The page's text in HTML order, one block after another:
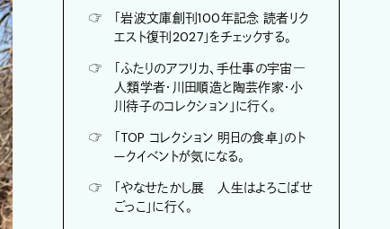
☞
「岩波文庫創刊100年記念 読者リク
エスト復刊2027」をチェックする。
☞
「ふたりのアフリカ、手仕事の宇宙―
人類学者・川田順造と陶芸作家・小
川待子のコレクション」に行く。
☞
「TOP コレクション 明日の食卓」のト
ークイベントが気になる。
☞
「やなせたかし展 人生はよろこばせ
ごっこ」に行く。